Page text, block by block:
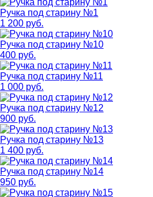
Ручка под старину №1
1 200 руб.
Ручка под старину №10
400 руб.
Ручка под старину №11
1 000 руб.
Ручка под старину №12
900 руб.
Ручка под старину №13
1 400 руб.
Ручка под старину №14
950 руб.